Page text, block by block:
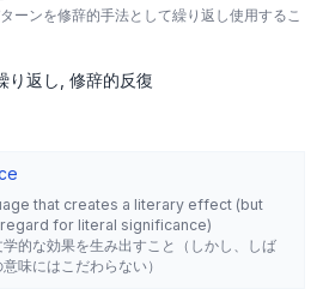
ーンを修辞的手法として繰り返し使用するこ
り返し 修辞的反復
that creates a literary effect (but
for literal significance)
的な効果を生み出すこと（しかし、しば
味にはこだわらない）